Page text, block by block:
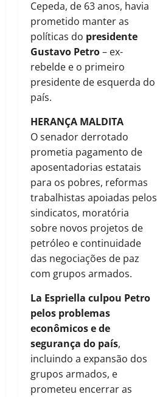
Cepeda, de 63 anos, havia
prometido manter as
políticas do presidente
Gustavo Petro– ex-
rebelde e o primeiro
presidente de esquerda do
país.
HERANÇA MALDITA
O senador derrotado
prometia pagamento de
aposentadorias estatais
para os pobres, reformas
trabalhistas apoiadas pelos
sindicatos, moratória
sobre novos projetos de
petróleo e continuidade
das negociações de paz
com grupos armados.
La Espriella culpou Petro
pelos problemas
econômicos e de
segurança do país,
incluindo a expansão dos
grupos armados, e
prometeu encerrar as